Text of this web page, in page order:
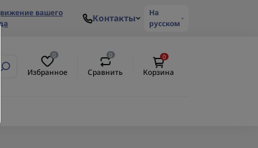
вашего
Контакты
На
русском
0
Избранное
0
Сравнить
0
Корзина